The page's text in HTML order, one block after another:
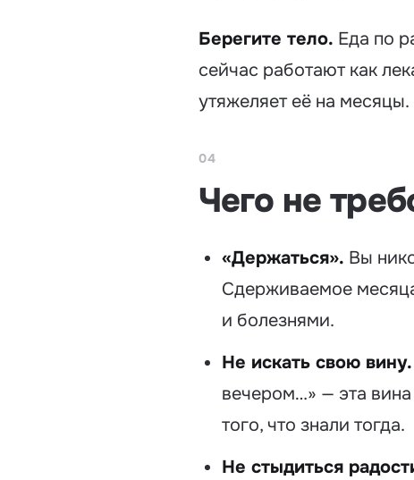
Берегите тело. Еда по
сейчас работают как
утяжеляет её на месяцы.
04
Чего не
«Держаться». Вы
Сдерживаемое
и болезнями.
Не искать свою вину.
вечером…» — эта
того, что знали тогда.
Не стыдиться